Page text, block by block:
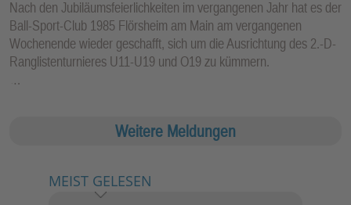
Nach den Jubiläumsfeierlichkeiten im vergangenen Jahr hat es der
Ball-Sport-Club 1985 Flörsheim am Main am vergangenen
Wochenende wieder geschafft, sich um die Ausrichtung des 2.-D-
Ranglistenturnieres U11-U19 und O19 zu kümmern.
…
Weitere Meldungen
MEIST GELESEN